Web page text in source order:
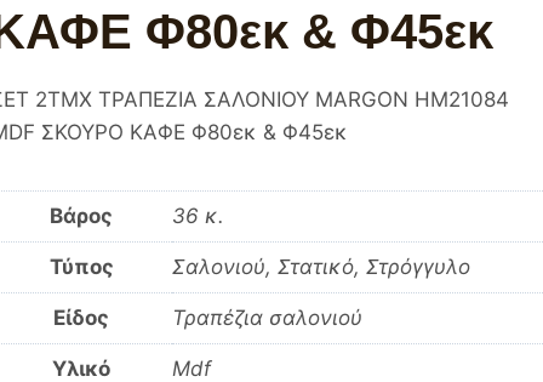
Φ80εκ & Φ45εκ
2ΤΜΧ ΤΡΑΠΕΖΙΑ ΣΑΛΟΝΙΟΥ MARGON HM21084
ΣΚΟΥΡΟ ΚΑΦΕ Φ80εκ & Φ45εκ
Βάρος 36 κ.
Τύπος Σαλονιού, Στατικό, Στρόγγυλο
Είδος Τραπέζια σαλονιού
Υλικό Mdf